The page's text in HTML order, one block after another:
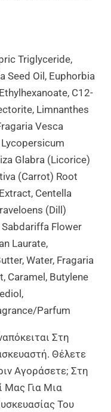
Triglyceride,
Seed Oil, Euphorbia
C12-
Limnanthes
Vesca
Glabra (Licorice)
(Carrot) Root
Centella
(Dill)
Flower
Laurate,
Water, Fragaria
Caramel, Butylene
Parfum
Στη
Θέλετε
Αγοράσετε; Στη
Μας Για Μια
Του